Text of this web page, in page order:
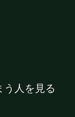
う人を見る